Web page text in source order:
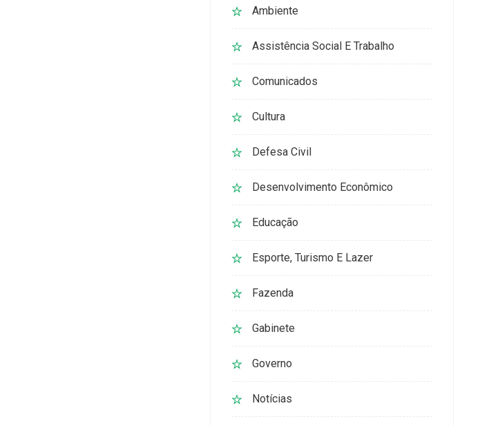
Ambiente
Assistência Social E Trabalho
Comunicados
Cultura
Defesa Civil
Desenvolvimento Econômico
Educação
Esporte, Turismo E Lazer
Fazenda
Gabinete
Governo
Notícias